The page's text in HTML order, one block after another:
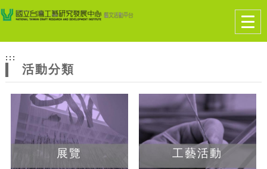
網
站
主
題
跳到主要內容
網站導覽
:::
活動分類
展覽 工藝活動